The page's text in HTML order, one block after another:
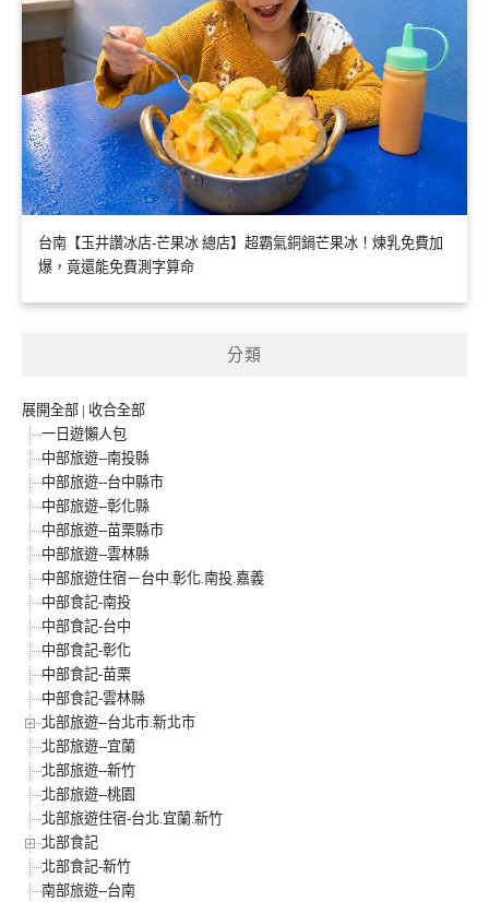
台南【玉井讚冰店-芒果冰 總店】超霸氣銅鍋芒果冰！煉乳免費加
爆，竟還能免費測字算命
分類
展開全部 | 收合全部
一日遊懶人包
中部旅遊--南投縣
中部旅遊--台中縣市
中部旅遊--彰化縣
中部旅遊--苗栗縣市
中部旅遊--雲林縣
中部旅遊住宿－台中.彰化.南投.嘉義
中部食記-南投
中部食記-台中
中部食記-彰化
中部食記-苗栗
中部食記-雲林縣
北部旅遊--台北市.新北市
北部旅遊--宜蘭
北部旅遊--新竹
北部旅遊--桃園
北部旅遊住宿-台北.宜蘭.新竹
北部食記
北部食記-新竹
南部旅遊--台南